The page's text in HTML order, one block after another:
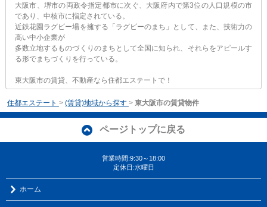
大阪市、堺市の両政令指定都市に次ぐ、大阪府内で第3位の人口規模の市
であり、中核市に指定されている。
近鉄花園ラグビー場を擁する「ラグビーのまち」として、また、技術力の
高い中小企業が
多数立地するものづくりのまちとして全国に知られ、それらをアピールす
る形でまちづくりを行っている。
東大阪市の賃貸、不動産なら住都エステートで！
住都エステート > (賃貸)地域から探す > 東大阪市の賃貸物件
ページトップに戻る
営業時間:9:30～18:00
定休日:水曜日
ホーム